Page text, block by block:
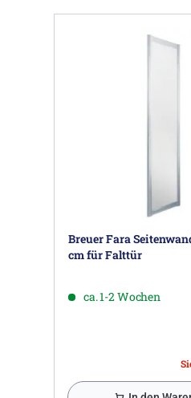
Breuer Fara
cm für Falttür
ca. 1-2 Wochen